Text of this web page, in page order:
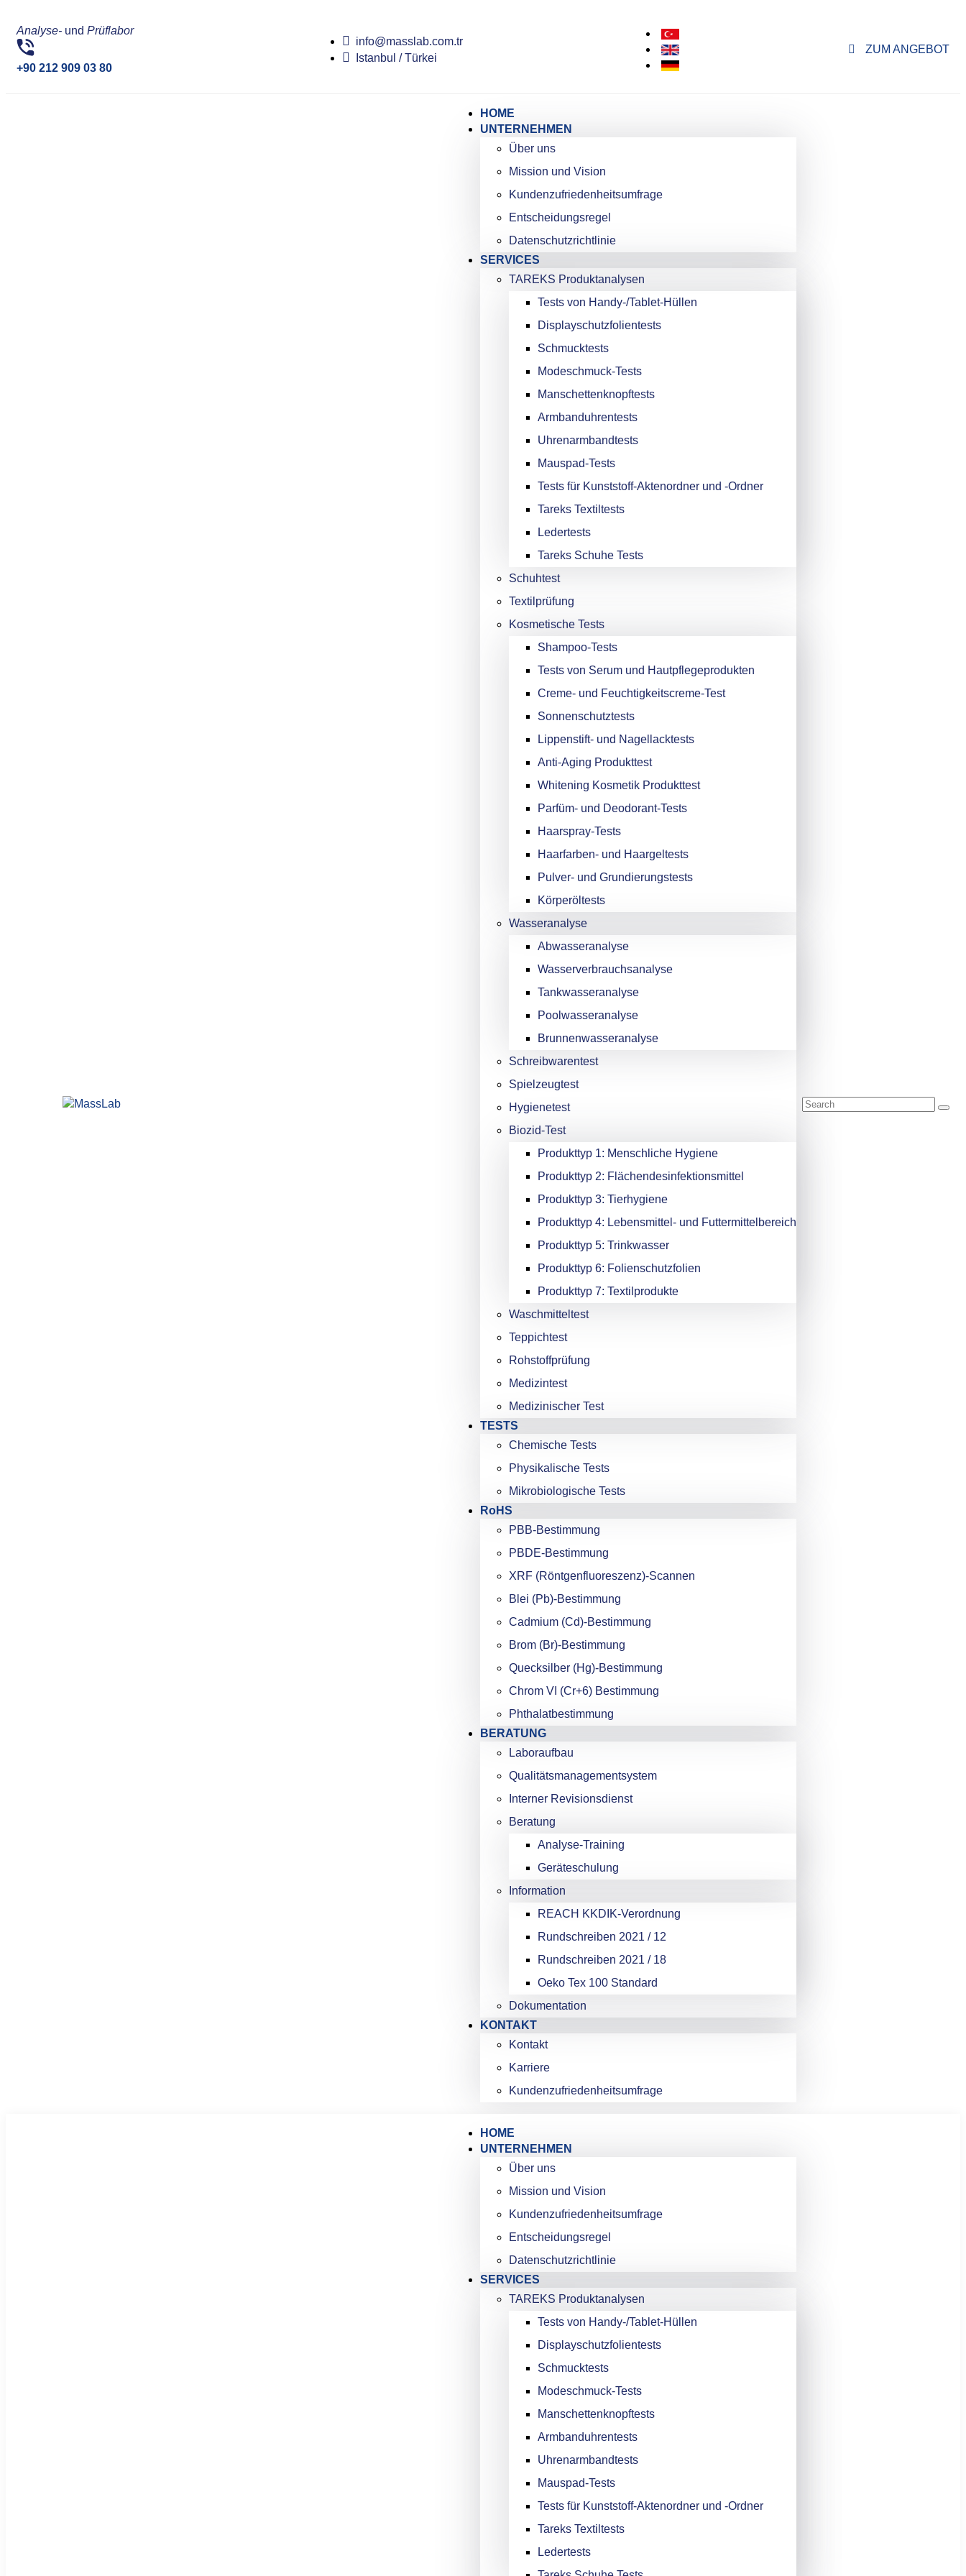
Analyse- und Prüflabor
+90 212 909 03 80
info@masslab.com.tr
Istanbul / Türkei
ZUM ANGEBOT
HOME
UNTERNEHMEN
Über uns
Mission und Vision
Kundenzufriedenheitsumfrage
Entscheidungsregel
Datenschutzrichtlinie
SERVICES
TAREKS Produktanalysen
Tests von Handy-/Tablet-Hüllen
Displayschutzfolientests
Schmucktests
Modeschmuck-Tests
Manschettenknopftests
Armbanduhrentests
Uhrenarmbandtests
Mauspad-Tests
Tests für Kunststoff-Aktenordner und -Ordner
Tareks Textiltests
Ledertests
Tareks Schuhe Tests
Schuhtest
Textilprüfung
Kosmetische Tests
Shampoo-Tests
Tests von Serum und Hautpflegeprodukten
Creme- und Feuchtigkeitscreme-Test
Sonnenschutztests
Lippenstift- und Nagellacktests
Anti-Aging Produkttest
Whitening Kosmetik Produkttest
Parfüm- und Deodorant-Tests
Haarspray-Tests
Haarfarben- und Haargeltests
Pulver- und Grundierungstests
Körperöltests
Wasseranalyse
Abwasseranalyse
Wasserverbrauchsanalyse
Tankwasseranalyse
Poolwasseranalyse
Brunnenwasseranalyse
Schreibwarentest
Spielzeugtest
Hygienetest
Biozid-Test
Produkttyp 1: Menschliche Hygiene
Produkttyp 2: Flächendesinfektionsmittel
Produkttyp 3: Tierhygiene
Produkttyp 4: Lebensmittel- und Futtermittelbereich
Produkttyp 5: Trinkwasser
Produkttyp 6: Folienschutzfolien
Produkttyp 7: Textilprodukte
Waschmitteltest
Teppichtest
Rohstoffprüfung
Medizintest
Medizinischer Test
TESTS
Chemische Tests
Physikalische Tests
Mikrobiologische Tests
RoHS
PBB-Bestimmung
PBDE-Bestimmung
XRF (Röntgenfluoreszenz)-Scannen
Blei (Pb)-Bestimmung
Cadmium (Cd)-Bestimmung
Brom (Br)-Bestimmung
Quecksilber (Hg)-Bestimmung
Chrom VI (Cr+6) Bestimmung
Phthalatbestimmung
BERATUNG
Laboraufbau
Qualitätsmanagementsystem
Interner Revisionsdienst
Beratung
Analyse-Training
Geräteschulung
Information
REACH KKDIK-Verordnung
Rundschreiben 2021 / 12
Rundschreiben 2021 / 18
Oeko Tex 100 Standard
Dokumentation
KONTAKT
Kontakt
Karriere
Kundenzufriedenheitsumfrage
HOME
UNTERNEHMEN
Über uns
Mission und Vision
Kundenzufriedenheitsumfrage
Entscheidungsregel
Datenschutzrichtlinie
SERVICES
TAREKS Produktanalysen
Tests von Handy-/Tablet-Hüllen
Displayschutzfolientests
Schmucktests
Modeschmuck-Tests
Manschettenknopftests
Armbanduhrentests
Uhrenarmbandtests
Mauspad-Tests
Tests für Kunststoff-Aktenordner und -Ordner
Tareks Textiltests
Ledertests